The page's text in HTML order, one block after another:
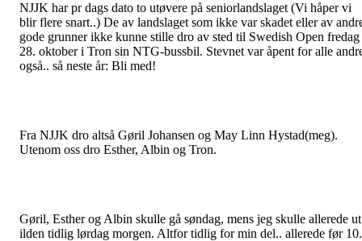
NJJK har pr dags dato to utøvere på seniorlandslaget (Vi håper vi
blir flere snart..) De av landslaget som ikke var skadet eller av
gode grunner ikke kunne stille dro av sted til Swedish Open fredag
28. oktober i Tron sin NTG-bussbil. Stevnet var åpent for alle
også.. så neste år: Bli med!
Fra NJJK dro altså Gøril Johansen og May Linn Hystad(meg).
Utenom oss dro Esther, Albin og Tron.
Gøril, Esther og Albin skulle gå søndag, mens jeg skulle allerede
ilden tidlig lørdag morgen. Altfor tidlig for min del.. allerede før 10.